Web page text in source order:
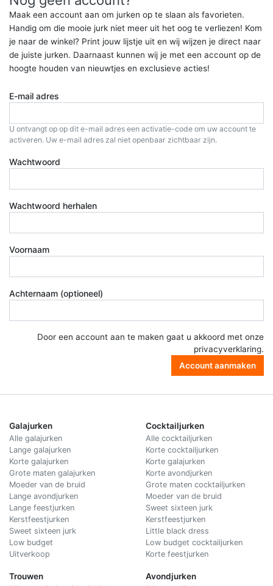
Maak een account aan om jurken op te slaan als favorieten.
Handig om die mooie jurk niet meer uit het oog te verliezen! Kom
je naar de winkel? Print jouw lijstje uit en wij wijzen je direct naar
de juiste jurken. Daarnaast kunnen wij je met een account op de
hoogte houden van nieuwtjes en exclusieve acties!
E-mail adres
U ontvangt op op dit e-mail adres een activatie-code om uw account te
activeren. Uw e-mail adres zal niet openbaar zichtbaar zijn.
Wachtwoord
Wachtwoord herhalen
Voornaam
Achternaam (optioneel)
Door een account aan te maken gaat u akkoord met onze
privacyverklaring.
Account aanmaken
Galajurken
Alle galajurken
Lange galajurken
Korte galajurken
Grote maten galajurken
Moeder van de bruid
Lange avondjurken
Lange feestjurken
Kerstfeestjurken
Sweet sixteen jurk
Low budget
Uitverkoop
Trouwen
Cocktailjurken
Alle cocktailjurken
Korte cocktailjurken
Korte galajurken
Korte avondjurken
Grote maten cocktailjurken
Moeder van de bruid
Sweet sixteen jurk
Kerstfeestjurken
Little black dress
Low budget cocktailjurken
Korte feestjurken
Avondjurken